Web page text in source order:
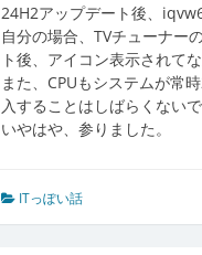
24H2アップデート後、
自分の場合、TVチューナー
ト後、アイコン表示されて
また、CPUもシステムが常
入することはしばらくないで
いやはや、参りました。
ITっぽい話